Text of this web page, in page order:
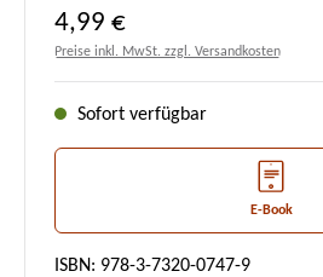
Regulärer Preis:
4,99 €
Preise inkl. MwSt. zzgl. Versandkosten
Sofort verfügbar
E-Book
ISBN: 978-3-7320-0747-9